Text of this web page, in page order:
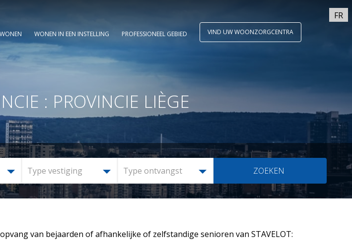
FR
WONEN IN EEN INSTELLING PROFESSIONEEL GEBIED VIND UW WOONZORGCENTRA
: PROVINCIE LIÈGE
Type vestiging Type ontvangst ZOEKEN
van bejaarden of afhankelijke of zelfstandige senioren van STAVELOT: